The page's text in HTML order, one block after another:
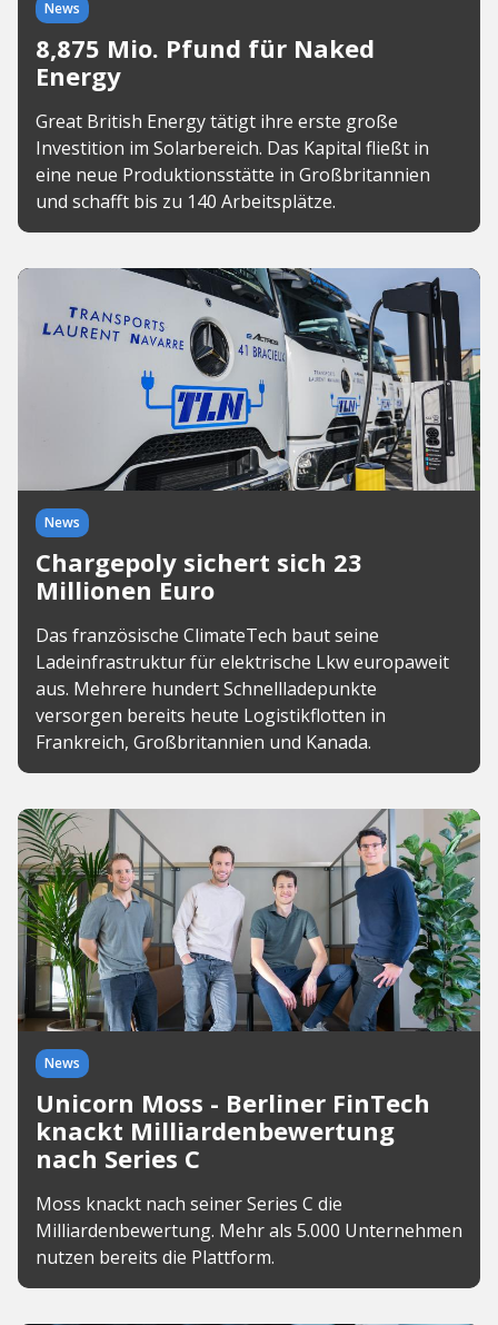
News
8,875 Mio. Pfund für Naked
Energy
Great British Energy tätigt ihre erste große
Investition im Solarbereich. Das Kapital fließt in
eine neue Produktionsstätte in Großbritannien
und schafft bis zu 140 Arbeitsplätze.
News
Chargepoly sichert sich 23
Millionen Euro
Das französische ClimateTech baut seine
Ladeinfrastruktur für elektrische Lkw europaweit
aus. Mehrere hundert Schnellladepunkte
versorgen bereits heute Logistikflotten in
Frankreich, Großbritannien und Kanada.
News
Unicorn Moss - Berliner FinTech
knackt Milliardenbewertung
nach Series C
Moss knackt nach seiner Series C die
Milliardenbewertung. Mehr als 5.000 Unternehmen
nutzen bereits die Plattform.